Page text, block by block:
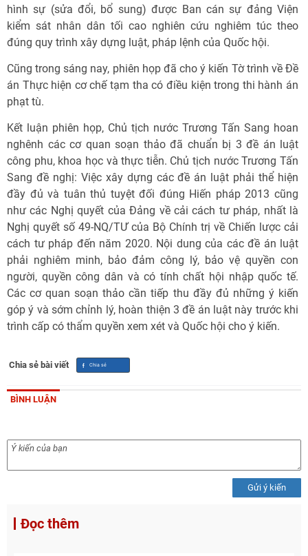
hình sự (sửa đổi, bổ sung) được Ban cán sự đảng Viện
kiểm sát nhân dân tối cao nghiên cứu nghiêm túc theo
đúng quy trình xây dựng luật, pháp lệnh của Quốc hội.
Cũng trong sáng nay, phiên họp đã cho ý kiến Tờ trình về Đề
án Thực hiện cơ chế tạm tha có điều kiện trong thi hành án
phạt tù.
Kết luận phiên họp, Chủ tịch nước Trương Tấn Sang hoan
nghênh các cơ quan soạn thảo đã chuẩn bị 3 đề án luật
công phu, khoa học và thực tiễn. Chủ tịch nước Trương Tấn
Sang đề nghị: Việc xây dựng các đề án luật phải thể hiện
đầy đủ và tuân thủ tuyệt đối đúng Hiến pháp 2013 cũng
như các Nghị quyết của Đảng về cải cách tư pháp, nhất là
Nghị quyết số 49-NQ/TƯ của Bộ Chính trị về Chiến lược cải
cách tư pháp đến năm 2020. Nội dung của các đề án luật
phải nghiêm minh, bảo đảm công lý, bảo vệ quyền con
người, quyền công dân và có tính chất hội nhập quốc tế.
Các cơ quan soạn thảo cần tiếp thu đầy đủ những ý kiến
góp ý và sớm chỉnh lý, hoàn thiện 3 đề án luật này trước khi
trình cấp có thẩm quyền xem xét và Quốc hội cho ý kiến.
Chia sẻ bài viết
BÌNH LUẬN
Gửi ý kiến
Đọc thêm